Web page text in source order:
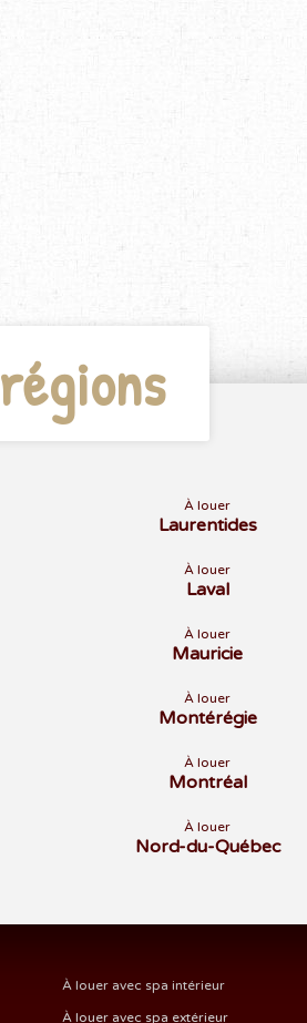
régions
À louer
Laurentides
À louer
Laval
À louer
Mauricie
À louer
Montérégie
À louer
Montréal
À louer
Nord-du-Québec
À louer avec spa intérieur
À louer avec spa extérieur